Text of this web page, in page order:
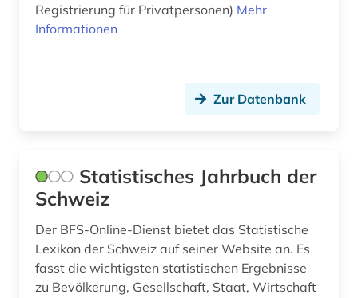
juden (1)
ki (1)
klein- und mittelbetrieb (1)
klima (1)
Registrierung für Privatpersonen) Mehr
Informationen
Zur Datenbank
Statistisches Jahrbuch der
Schweiz
Der BFS-Online-Dienst bietet das Statistische
Lexikon der Schweiz auf seiner Website an. Es
fasst die wichtigsten statistischen Ergebnisse
zu Bevölkerung, Gesellschaft, Staat, Wirtschaft